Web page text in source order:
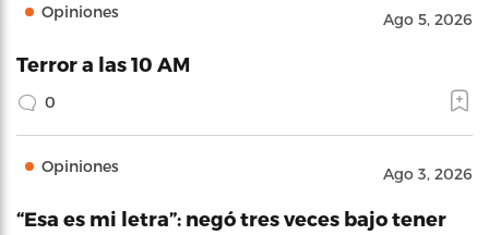
Opiniones Ago 5, 2026
Terror a las 10 AM
0
Opiniones Ago 3, 2026
“Esa es mi letra”: negó tres veces bajo tener